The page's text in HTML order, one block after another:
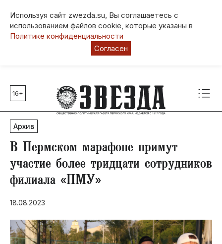
Используя сайт zwezda.su, Вы соглашаетесь с
использованием файлов cookie, которые указаны в
Политике конфиденциальности
Согласен
Главные темы
80 лет Победы
Молодежная столица РФ
СВО
Выборы в Пермском крае
Социальная поддержка
Инфраструктура
Благоустройство
16+
Архив
В Пермском марафоне примут
участие более тридцати сотрудников
филиала «ПМУ»
18.08.2023